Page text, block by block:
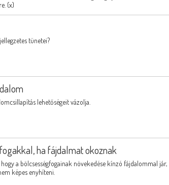
(x)
tünetei?
lehetőségeit vázolja.
ha fájdalmat okoznak
a bölcsességfogainak növekedése kínzó fájdalommal jár,
képes enyhíteni.